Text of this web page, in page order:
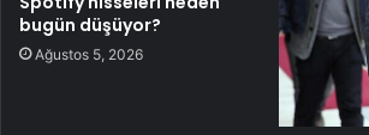
bugün düşüyor?
Ağustos 5, 2026